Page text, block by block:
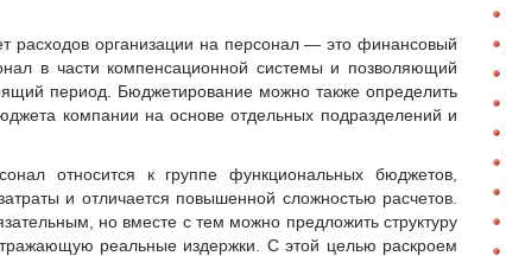
расходов организации на персонал — это финансовый
в части компенсационной системы и позволяющий
период. Бюджетирование можно также определить
компании на основе отдельных подразделений и
относится к группе функциональных бюджетов,
и отличается повышенной сложностью расчетов.
но вместе с тем можно предложить структуру
реальные издержки. С этой целью раскроем